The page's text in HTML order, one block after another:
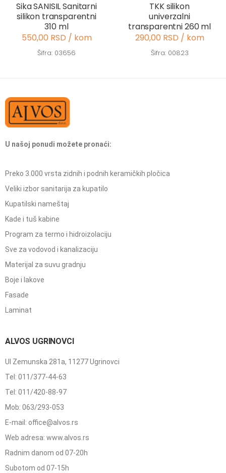
Sika SANISIL Sanitarni
silikon transparentni
310 ml
550,00 RSD / kom
Šifra: 03656
TKK silikon
univerzalni
transparentni 260 ml
290,00 RSD / kom
Šifra: 00823
U našoj ponudi možete pronaći:
Preko 3.000 vrsta zidnih i podnih keramičkih pločica
Veliki izbor sanitarija za kupatilo
Kupatilski nameštaj
Kade i tuš kabine
Program za termo i hidroizolaciju
Sve za vodovod i kanalizaciju
Materijal za suvu gradnju
Boje i lakove
Fasade
Laminat
ALVOS UGRINOVCI
Ul Zemunska 281a, 11277 Ugrinovci
Tel: 011/377-44-63
Tel: 011/420-88-97
Mob: 063/293-053
E-mail: office@alvos.rs
Web adresa: www.alvos.rs
Radnim danom od 07-20h
Subotom od 07-15h